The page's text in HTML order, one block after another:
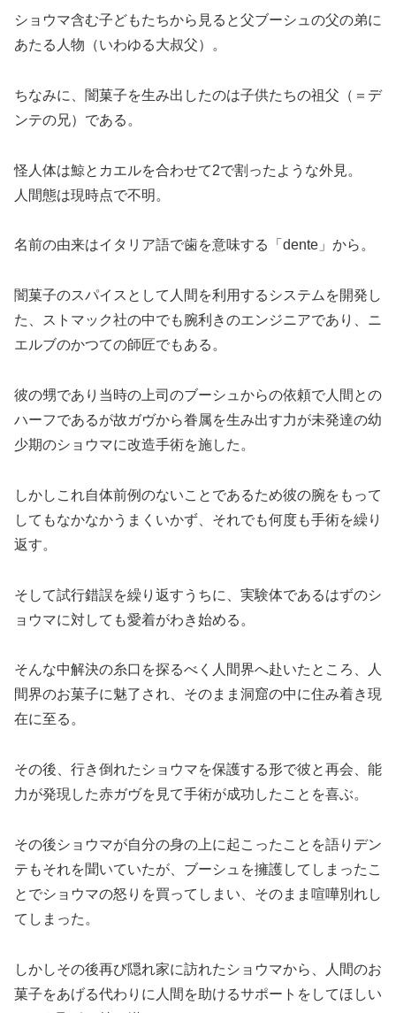
ショウマ含む子どもたちから見ると父ブーシュの父の弟に
あたる人物（いわゆる大叔父）。
ちなみに、闇菓子を生み出したのは子供たちの祖父（＝デ
ンテの兄）である。
怪人体は鯨とカエルを合わせて2で割ったような外見。
人間態は現時点で不明。
名前の由来はイタリア語で歯を意味する「dente」から。
闇菓子のスパイスとして人間を利用するシステムを開発し
た、ストマック社の中でも腕利きのエンジニアであり、ニ
エルブのかつての師匠でもある。
彼の甥であり当時の上司のブーシュからの依頼で人間との
ハーフであるが故ガヴから眷属を生み出す力が未発達の幼
少期のショウマに改造手術を施した。
しかしこれ自体前例のないことであるため彼の腕をもって
してもなかなかうまくいかず、それでも何度も手術を繰り
返す。
そして試行錯誤を繰り返すうちに、実験体であるはずのシ
ョウマに対しても愛着がわき始める。
そんな中解決の糸口を探るべく人間界へ赴いたところ、人
間界のお菓子に魅了され、そのまま洞窟の中に住み着き現
在に至る。
その後、行き倒れたショウマを保護する形で彼と再会、能
力が発現した赤ガヴを見て手術が成功したことを喜ぶ。
その後ショウマが自分の身の上に起こったことを語りデン
テもそれを聞いていたが、ブーシュを擁護してしまったこ
とでショウマの怒りを買ってしまい、そのまま喧嘩別れし
てしまった。
しかしその後再び隠れ家に訪れたショウマから、人間のお
菓子をあげる代わりに人間を助けるサポートをしてほしい